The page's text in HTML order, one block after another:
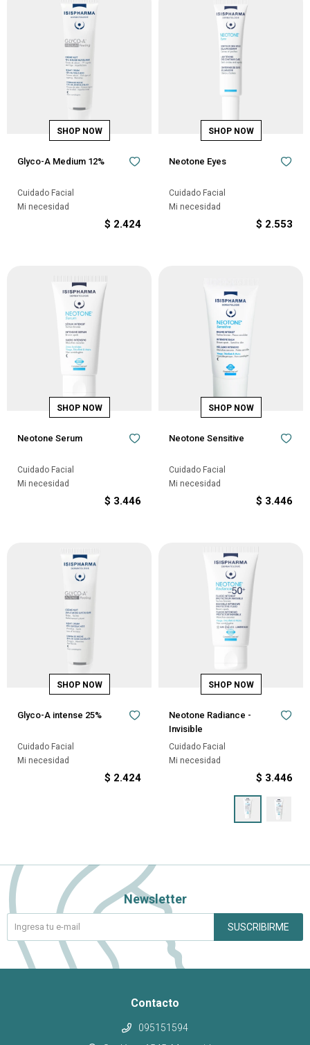
Glyco-A Medium 12%
Cuidado Facial
Mi necesidad
$ 2.424
Neotone Eyes
Cuidado Facial
Mi necesidad
$ 2.553
Neotone Serum
Cuidado Facial
Mi necesidad
$ 3.446
Neotone Sensitive
Cuidado Facial
Mi necesidad
$ 3.446
Glyco-A intense 25%
Cuidado Facial
Mi necesidad
$ 2.424
Neotone Radiance -
Invisible
Cuidado Facial
Mi necesidad
$ 3.446
Contacto
095151594
Newsletter
SUSCRIBIRME